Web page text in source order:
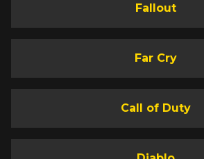
Fallout
Far Cry
Call of Duty